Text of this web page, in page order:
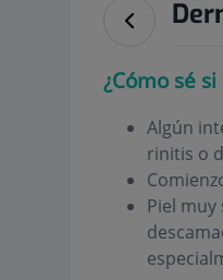
¿Cómo sé
Algún
rinitis o
Piel muy